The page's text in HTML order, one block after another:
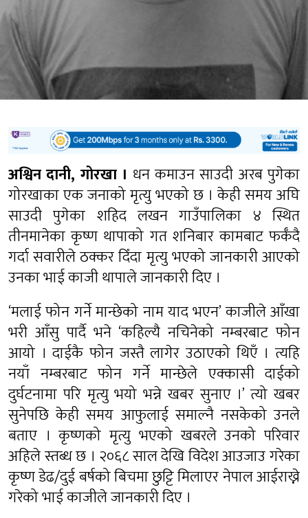
अश्विन दानी, गोरखा । धन कमाउन साउदी अरब पुगेका
गोरखाका एक जनाको मृत्यु भएको छ । केही समय अघि
साउदी पुगेका शहिद लखन गाउँपालिका ४ स्थित
तीनमानेका कृष्ण थापाको गत शनिबार कामबाट फर्कँदै
गर्दा सवारीले ठक्कर दिँदा मृत्यु भएको जानकारी आएको
उनका भाई काजी थापाले जानकारी दिए ।
‘मलाई फोन गर्ने मान्छेको नाम याद भएन’ काजीले आँखा
भरी आँसु पार्दै भने ‘कहिल्यै नचिनेको नम्बरबाट फोन
आयो । दाईकै फोन जस्तै लागेर उठाएको थिएँ । त्यहि
नयाँ नम्बरबाट फोन गर्ने मान्छेले एक्कासी दाईको
दुर्घटनामा परि मृत्यु भयो भन्ने खबर सुनाए ।’ त्यो खबर
सुनेपछि केही समय आफुलाई समाल्नै नसकेको उनले
बताए । कृष्णको मृत्यु भएको खबरले उनको परिवार
अहिले स्तब्ध छ । २०६८ साल देखि विदेश आउजाउ गरेका
कृष्ण डेढ/दुई बर्षको बिचमा छुट्टि मिलाएर नेपाल आईराख्ने
गरेको भाई काजीले जानकारी दिए ।